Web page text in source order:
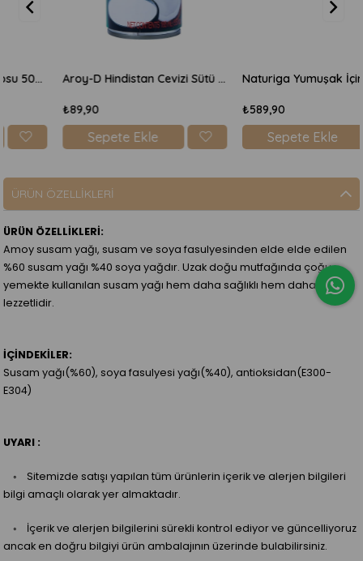
Aroy-D Hindistan Cevizi Sütü 165 ml
Sepete Ekle
Naturiga Yumuşak İçimli Matcha Karışımı 100gr
Sepete Ekle
ÜRÜN ÖZELLIKLERI
ÜRÜN ÖZELLİKLERİ:
Amoy susam yağı, susam ve soya fasulyesinden elde elde edilen
%60 susam yağı %40 soya yağdır. Uzak doğu mutfağında çoğu
yemekte kullanılan susam yağı hem daha sağlıklı hem daha
lezzetlidir.
İÇİNDEKİLER:
Susam yağı(%60), soya fasulyesi yağı(%40), antioksidan(E300-
E304)
UYARI :
◦ Sitemizde satışı yapılan tüm ürünlerin içerik ve alerjen bilgileri
bilgi amaçlı olarak yer almaktadır.
◦ İçerik ve alerjen bilgilerini sürekli kontrol ediyor ve güncelliyoruz
ancak en doğru bilgiyi ürün ambalajının üzerinde bulabilirsiniz.